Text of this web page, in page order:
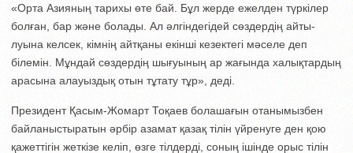
«Орта Азияның тарихы өте бай. Бұл жер­­де ежелден түркілер
болған, бар және болады. Ал әлгіндегідей сөздердің ай­ты­­
луына келсек, кімнің айтқаны екін­ші ке­зек­тегі мәселе деп
білемін. Мұн­дай сөз­дер­­дің шығуының ар жағында халық­тар­дың
арасына алауыздық отын тұтату тұр», деді.
Президент Қасым-Жомарт Тоқаев болашағын отанымызбен
байланыстыратын әрбір азамат қазақ тілін үйренуге ден қою
қажеттігін жеткізе келіп, өзге тілдерді, соның ішінде орыс тілін